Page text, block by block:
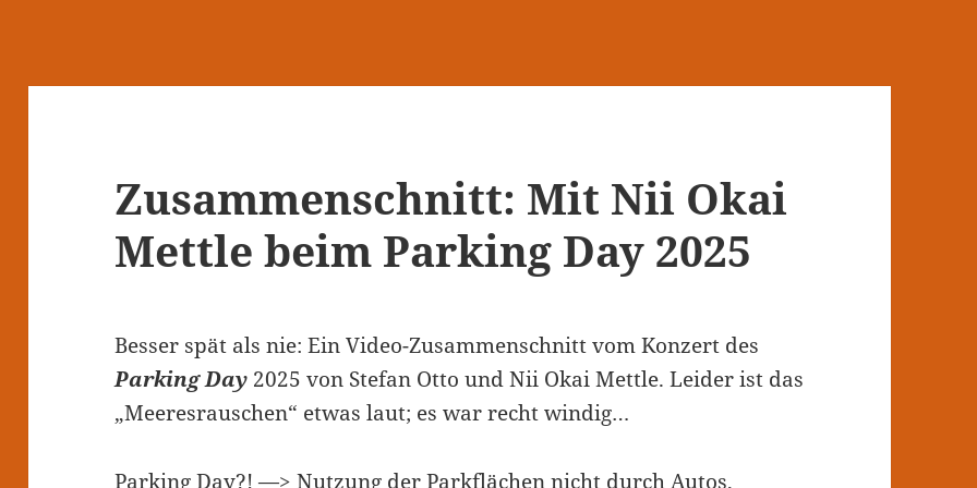
Zusammenschnitt: Mit Nii Okai
Mettle beim Parking Day 2025
Besser spät als nie: Ein Video-Zusammenschnitt vom Konzert des
Parking Day 2025 von Stefan Otto und Nii Okai Mettle. Leider ist das
„Meeresrauschen“ etwas laut; es war recht windig…
Parking Day?! —> Nutzung der Parkflächen nicht durch Autos,